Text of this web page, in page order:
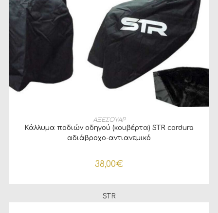
ΠΡΟΣΘΉΚΗ ΣΤΟ ΚΑΛΆΘΙ
ΑΞΕΣΟΥΑΡ
Κάλλυμα ποδιών οδηγού (κουβέρτα) STR cordura
αδιάβροχο-αντιανεμικό
38,00€
STR